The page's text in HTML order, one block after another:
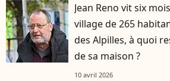
Jean Reno vit six
village de 265
des Alpilles, à quoi
de sa maison ?
10 avril 2026